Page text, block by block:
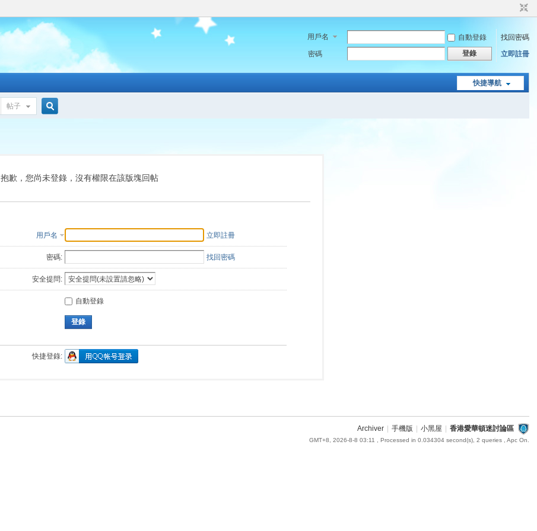
用戶名 自動登錄
找回密碼
密碼
登錄 立即註冊
快捷導航
帖子
索
抱歉，您尚未登錄，沒有權限在該版塊回帖
用戶名 立即註冊
密碼: 找回密碼
安全提問:
自動登錄
登錄
快捷登錄:
Archiver 手機版 小黑屋 香港愛華頓迷討論區
GMT+8, 2026-8-8 03:11 , Processed in 0.034304 second(s), 2 queries , Apc On.